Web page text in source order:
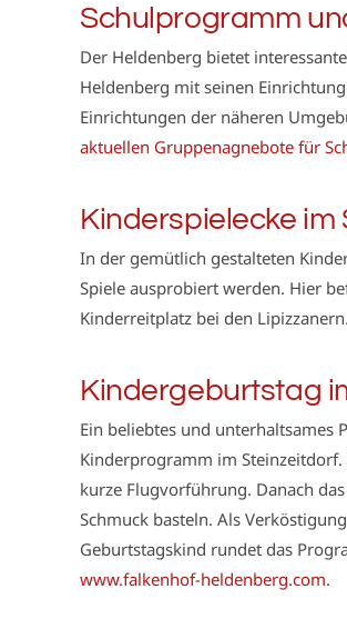
Schulprogramm
Der Heldenberg bietet
Heldenberg mit seinen
Einrichtungen der näheren
aktuellen Gruppenagnebote für
Kinderspielecke im
In der gemütlich gestalteten
Spiele ausprobiert werden. Hier
Kinderreitplatz bei den Lipizzanern.
Kindergeburtstag
Ein beliebtes und unterhaltsames
Kinderprogramm im
kurze Flugvorführung. Danach
Schmuck basteln. Als
Geburtstagskind rundet das
www.falkenhof-heldenberg.com.